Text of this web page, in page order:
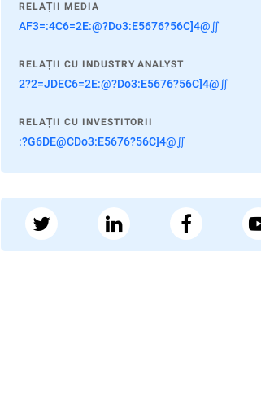
RELAȚII MEDIA
AF3=:4C6=2E:@?Do3:E5676?56C]4@∬
RELAȚII CU INDUSTRY ANALYST
2?2=JDEC6=2E:@?Do3:E5676?56C]4@∬
RELAȚII CU INVESTITORII
:?G6DE@CDo3:E5676?56C]4@∬